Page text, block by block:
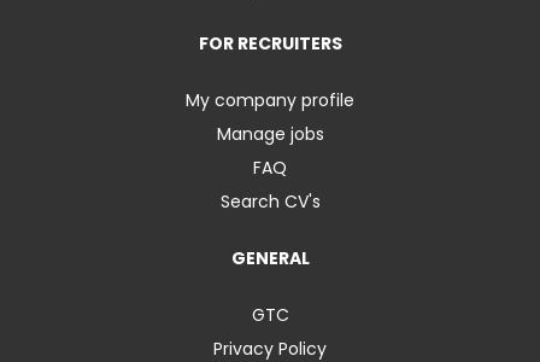
FOR RECRUITERS
My company profile
Manage jobs
FAQ
Search CV's
GENERAL
GTC
Privacy Policy